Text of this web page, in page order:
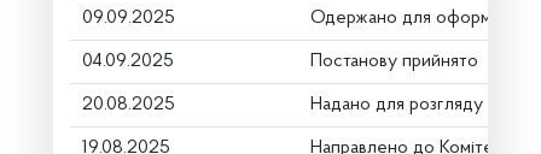
09.09.2025 Одержано для оформлення
04.09.2025 Постанову прийнято
20.08.2025 Надано для розгляду
19.08.2025 Направлено до Комітету